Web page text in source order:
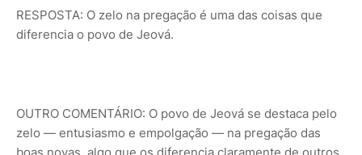
RESPOSTA: O zelo na pregação é uma das coisas que
diferencia o povo de Jeová.
OUTRO COMENTÁRIO: O povo de Jeová se destaca pelo
zelo — entusiasmo e empolgação — na pregação das